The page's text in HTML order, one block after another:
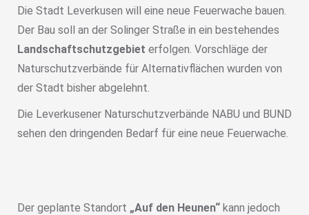
Die Stadt Leverkusen will eine neue Feuerwache bauen.
Der Bau soll an der Solinger Straße in ein bestehendes
Landschaftschutzgebiet erfolgen. Vorschläge der
Naturschutzverbände für Alternativflächen wurden von
der Stadt bisher abgelehnt.
Die Leverkusener Naturschutzverbände NABU und BUND
sehen den dringenden Bedarf für eine neue Feuerwache.
Der geplante Standort „Auf den Heunen“ kann jedoch